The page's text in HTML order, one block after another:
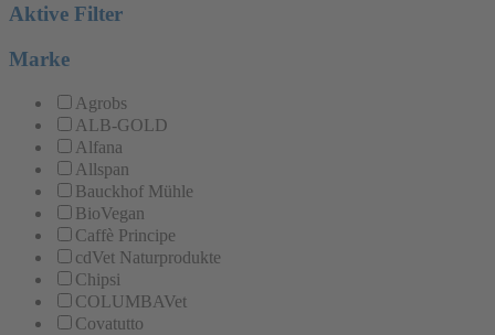
Aktive Filter
Marke
Agrobs
ALB-GOLD
Alfana
Allspan
Bauckhof Mühle
BioVegan
Caffè Principe
cdVet Naturprodukte
Chipsi
COLUMBAVet
Covatutto